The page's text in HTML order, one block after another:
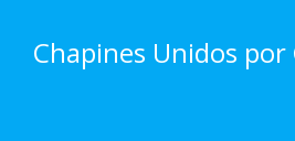
Chapines Unidos por